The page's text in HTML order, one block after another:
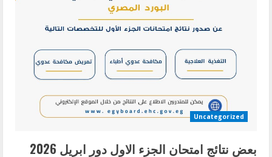
Uncategorized
بعض نتائج امتحان الجزء الاول دور ابريل 2026